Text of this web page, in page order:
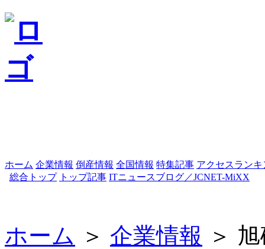
ホーム 企業情報 倒産情報 全国情報 特集記事 アクセスランキ
総合トップ トップ記事 ITニュースブログ／JCNET-MiXX
ホーム ＞ 企業情報 ＞